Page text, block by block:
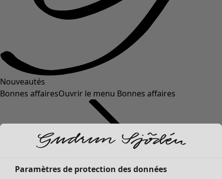
Nouveautés
Bonnes affairesOuvrir le menu Bonnes affaires
Paramètres de protection des données